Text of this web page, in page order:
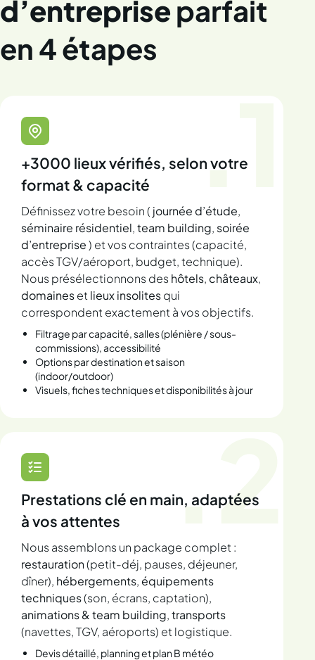
d’entrepriseparfait
en 4 étapes
.1
+3000 lieux vérifiés, selon votre
format & capacité
Définissez votre besoin ( journée d’étude,
séminaire résidentiel,team building, soirée
d’entreprise) et vos contraintes (capacité,
accès TGV/aéroport, budget, technique).
Nous présélectionnons des hôtels, châteaux,
domaineset lieux insolitesqui
correspondent exactement à vos objectifs.
Filtrage par capacité, salles (plénière / sous-
commissions), accessibilité
Options par destination et saison
(indoor/outdoor)
Visuels, fiches techniques et disponibilités à jour
.2
Prestations clé en main, adaptées
à vos attentes
Nous assemblons un package complet :
restauration(petit-déj, pauses, déjeuner,
dîner), hébergements, équipements
techniques(son, écrans, captation),
animations & team building,transports
(navettes, TGV, aéroports) et logistique.
Devis détaillé, planning et plan B météo